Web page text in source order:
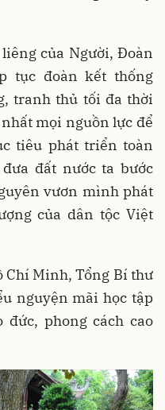
của Người, Đoàn
tục đoàn kết thống
tranh thủ tối đa thời
mọi nguồn lực để
tiêu phát triển toàn
đất nước ta bước
vươn mình phát
của dân tộc Việt
Minh, Tổng Bí thư
nguyện mãi học tập
phong cách cao